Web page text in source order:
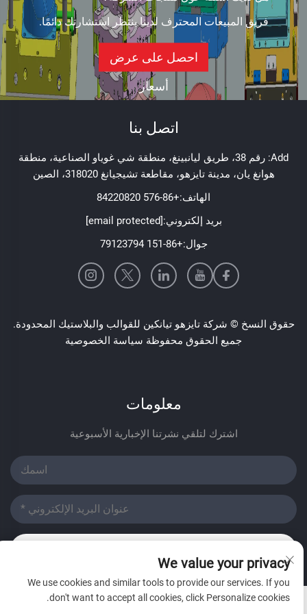
فريق المبيعات المحترف لدينا ينتظر استشارتك دائمًا.
احصل على عرض
أسعار
اتصل بنا
Add: رقم 38، طريق ليانبينغ، منطقة شي غوياو الصناعية، منطقة
هوانغ يان، مدينة تايزهو، مقاطعة تشيجيانغ 318020، الصين
الهاتف:+86-576 84220820
بريد إلكتروني:[email protected]
جوال:+86-151 79123794
حقوق النسخ © شركة تايزهو تيانكين للقوالب والبلاستيك المحدودة.
جميع الحقوق محفوظة سياسة الخصوصية
معلومات
اشترك لتلقي نشرتنا الإخبارية الأسبوعية
We value your privacy
We use cookies and similar tools to provide our services. If you
don't want to accept all cookies, click Personalize cookies.